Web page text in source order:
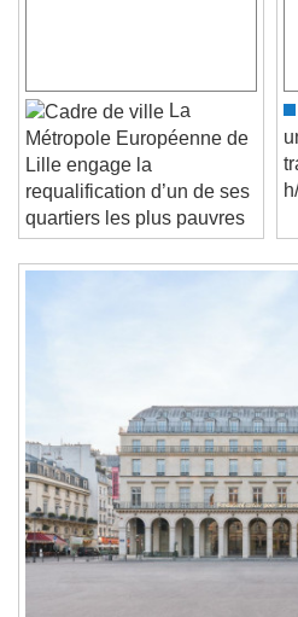
Play
Skip Backward
Unmute
Current Time0:00
/
Duration-:-
Loaded:0%
Stream TypeLIVE
Seek to live, currently
Chapters
Chapters
Descriptions
descriptions off,
Subtitles
subtitles settings,
La
Métropole Européenne de
Lille engage la
requalification d’un de ses
quartiers les plus pauvres